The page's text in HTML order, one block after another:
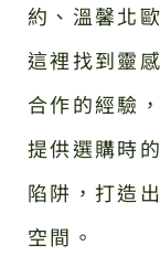
約、溫馨北
這裡找到靈
合作的經驗
提供選購時
陷阱，打造
空間。